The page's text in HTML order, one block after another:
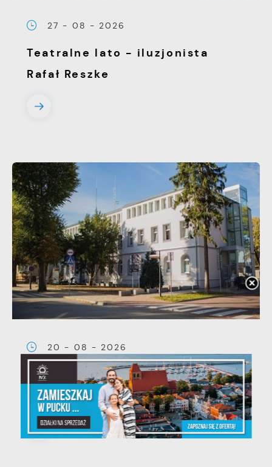
27 - 08 - 2026
Teatralne lato - iluzjonista
Rafał Reszke
20 - 08 - 2026
Teatralne lato - Zdrowo i
kolorowo
komunikatów mediów społecznościowych.